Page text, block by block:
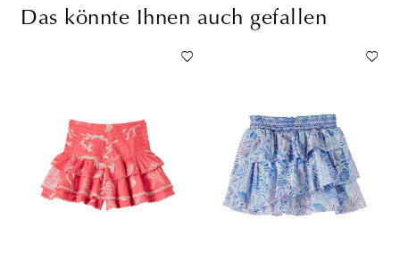
Das könnte Ihnen auch gefallen